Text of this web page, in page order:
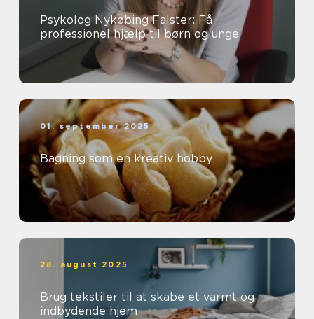
Psykolog Nykøbing Falster: Få
professionel hjælp til børn og unge
01. september 2025
Bagning som en kreativ hobby
28. august 2025
Brug tekstiler til at skabe et varmt og
indbydende hjem